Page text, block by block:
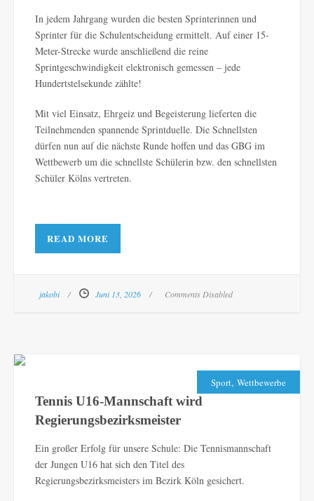
In jedem Jahrgang wurden die besten Sprinterinnen und
Sprinter für die Schulentscheidung ermittelt. Auf einer 15-
Meter-Strecke wurde anschließend die reine
Sprintgeschwindigkeit elektronisch gemessen – jede
Hundertstelsekunde zählte!
Mit viel Einsatz, Ehrgeiz und Begeisterung lieferten die
Teilnehmenden spannende Sprintduelle. Die Schnellsten
dürfen nun auf die nächste Runde hoffen und das GBG im
Wettbewerb um die schnellste Schülerin bzw. den schnellsten
Schüler Kölns vertreten.
READ MORE
jakobi Juni 13, 2026 Comments Disabled
Sport, Wettbewerbe
Tennis U16-Mannschaft wird
Regierungsbezirksmeister
Ein großer Erfolg für unsere Schule: Die Tennismannschaft
der Jungen U16 hat sich den Titel des
Regierungsbezirksmeisters im Bezirk Köln gesichert.